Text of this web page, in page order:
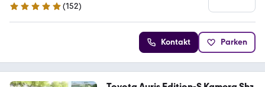
4.8 Sterne
(152)
Kontakt Parken